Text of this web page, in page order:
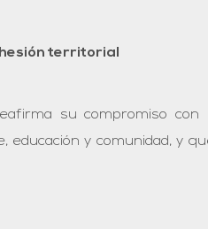
territorial
su compromiso
y comunidad, y